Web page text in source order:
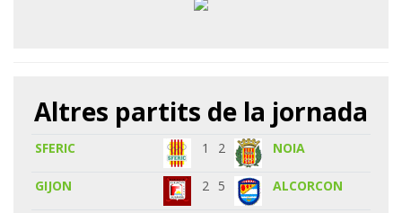
Altres partits de la jornada
SFERIC 1 2 NOIA
GIJON 2 5 ALCORCON